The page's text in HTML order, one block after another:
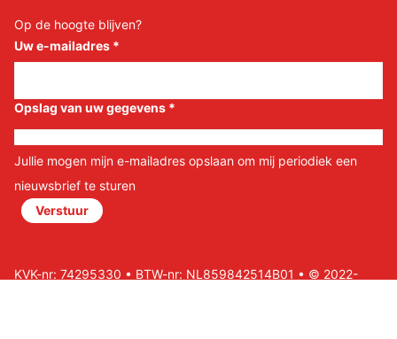
Op de hoogte blijven?
Uw e-mailadres *
Opslag van uw gegevens *
Jullie mogen mijn e-mailadres opslaan om mij periodiek een
nieuwsbrief te sturen
Verstuur
KVK-nr: 74295330 • BTW-nr: NL859842514B01 • © 2022-